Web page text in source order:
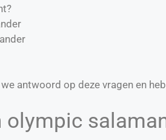
antwoord op deze vragen en
olympic